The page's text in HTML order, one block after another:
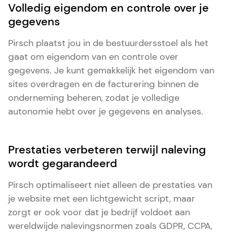
Volledig eigendom en controle over je
gegevens
Pirsch plaatst jou in de bestuurdersstoel als het
gaat om eigendom van en controle over
gegevens. Je kunt gemakkelijk het eigendom van
sites overdragen en de facturering binnen de
onderneming beheren, zodat je volledige
autonomie hebt over je gegevens en analyses.
Prestaties verbeteren terwijl naleving
wordt gegarandeerd
Pirsch optimaliseert niet alleen de prestaties van
je website met een lichtgewicht script, maar
zorgt er ook voor dat je bedrijf voldoet aan
wereldwijde nalevingsnormen zoals GDPR, CCPA,